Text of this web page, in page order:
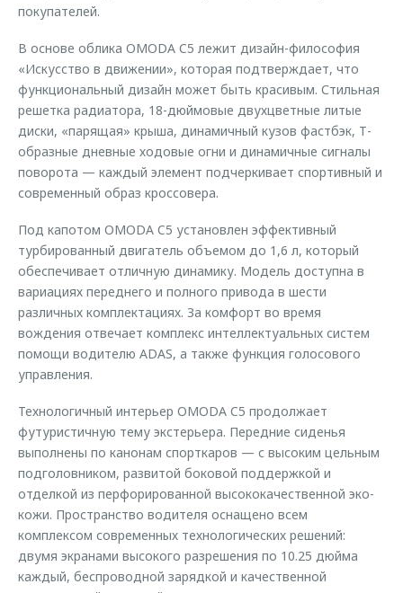
покупателей.
В основе облика OMODA C5 лежит дизайн-философия
«Искусство в движении», которая подтверждает, что
функциональный дизайн может быть красивым. Стильная
решетка радиатора, 18-дюймовые двухцветные литые
диски, «парящая» крыша, динамичный кузов фастбэк, Т-
образные дневные ходовые огни и динамичные сигналы
поворота — каждый элемент подчеркивает спортивный и
современный образ кроссовера.
Под капотом OMODA C5 установлен эффективный
турбированный двигатель объемом до 1,6 л, который
обеспечивает отличную динамику. Модель доступна в
вариациях переднего и полного привода в шести
различных комплектациях. За комфорт во время
вождения отвечает комплекс интеллектуальных систем
помощи водителю ADAS, а также функция голосового
управления.
Технологичный интерьер OMODA C5 продолжает
футуристичную тему экстерьера. Передние сиденья
выполнены по канонам спорткаров — с высоким цельным
подголовником, развитой боковой поддержкой и
отделкой из перфорированной высококачественной эко-
кожи. Пространство водителя оснащено всем
комплексом современных технологических решений:
двумя экранами высокого разрешения по 10.25 дюйма
каждый, беспроводной зарядкой и качественной